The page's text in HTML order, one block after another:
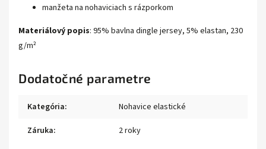
manžeta na nohaviciach s rázporkom
Materiálový popis: 95% bavlna dingle jersey, 5% elastan, 230
g/m²
Dodatočné parametre
Kategória:
Nohavice elastické
Záruka: 2 roky